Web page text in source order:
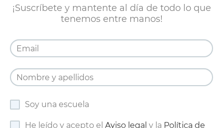
¡Suscríbete y mantente al día de todo lo que
tenemos entre manos!
Soy una escuela
He leído y acepto el Aviso legal y la Política de